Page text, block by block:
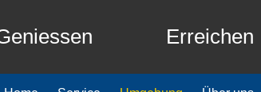
Erreichen